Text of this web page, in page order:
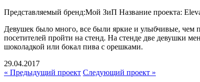
Представляемый бренд:Мой ЗиП Название проекта:
Девушек было много, все были яркие и улыбчивые, чем
посетителей пройти на стенд. На стенде две девушки
шоколадкой или бокал пива с орешками.
29.04.2017
« Предыдущий проект Следующий проект »